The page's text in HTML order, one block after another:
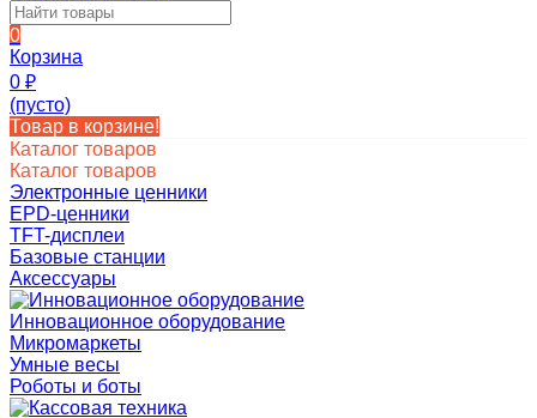
0
Корзина
0 ₽
(пусто)
Товар в корзине!
Каталог товаров
Каталог товаров
Электронные ценники
EPD-ценники
TFT-дисплеи
Базовые станции
Аксессуары
Инновационное оборудование
Микромаркеты
Умные весы
Роботы и боты